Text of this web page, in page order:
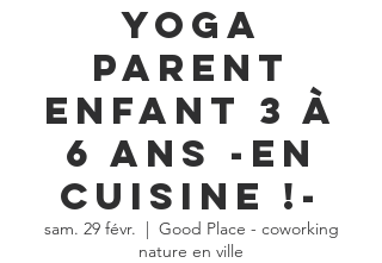
Yoga
Parent
enfant 3 à
6 ans -En
cuisine !-
sam. 29 févr.
  |
Good Place - coworking
nature en ville